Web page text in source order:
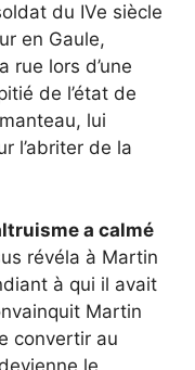
du IVe siècle
en Gaule,
rue lors d’une
de l’état de
lui
l’abriter de la
a calmé
révéla à Martin
à qui il avait
Martin
convertir au
le